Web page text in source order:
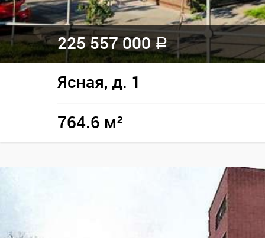
225 557 000a
Ясная, д. 1
764.6 м²